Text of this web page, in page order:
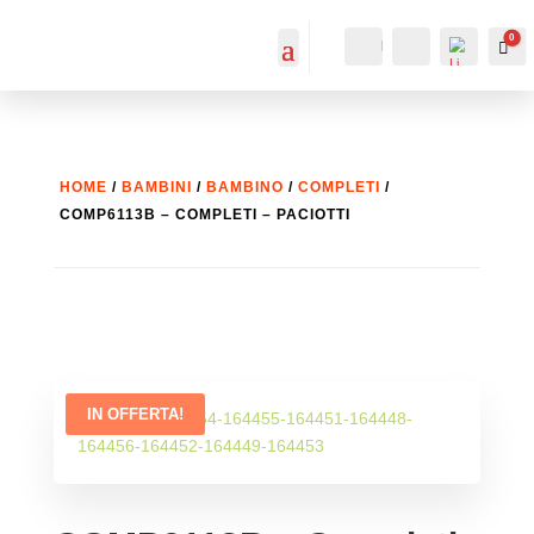
IL MIO
ACCOUNT
ACCOUNT
Cerca...
-
0
HOME / BAMBINI / BAMBINO / COMPLETI /
COMP6113B – COMPLETI – PACIOTTI
IN OFFERTA!